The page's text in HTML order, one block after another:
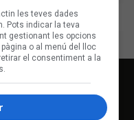
les teves dades
Pots indicar la teva
gestionant les opcions
o al menú del lloc
el consentiment a la